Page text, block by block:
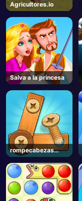
Agricultores.io
Salva a la princesa
rompecabezas
tornillo